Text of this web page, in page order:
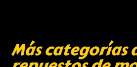
Más categorías